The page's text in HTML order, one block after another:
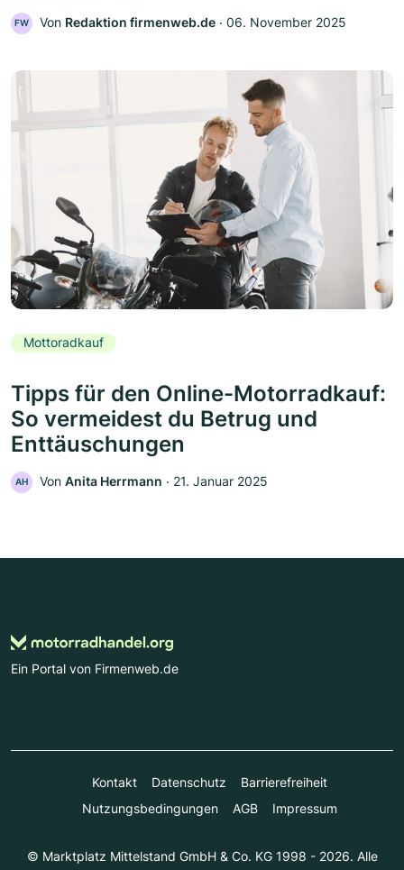
FW Von Redaktion firmenweb.de ‧ 06. November 2025
Mottoradkauf
Tipps für den Online-Motorradkauf:
So vermeidest du Betrug und
Enttäuschungen
AH Von Anita Herrmann ‧ 21. Januar 2025
Ein Portal von Firmenweb.de
Kontakt Datenschutz
Barrierefreiheit
Nutzungsbedingungen
AGB Impressum
© Marktplatz Mittelstand GmbH & Co. KG 1998 - 2026. Alle